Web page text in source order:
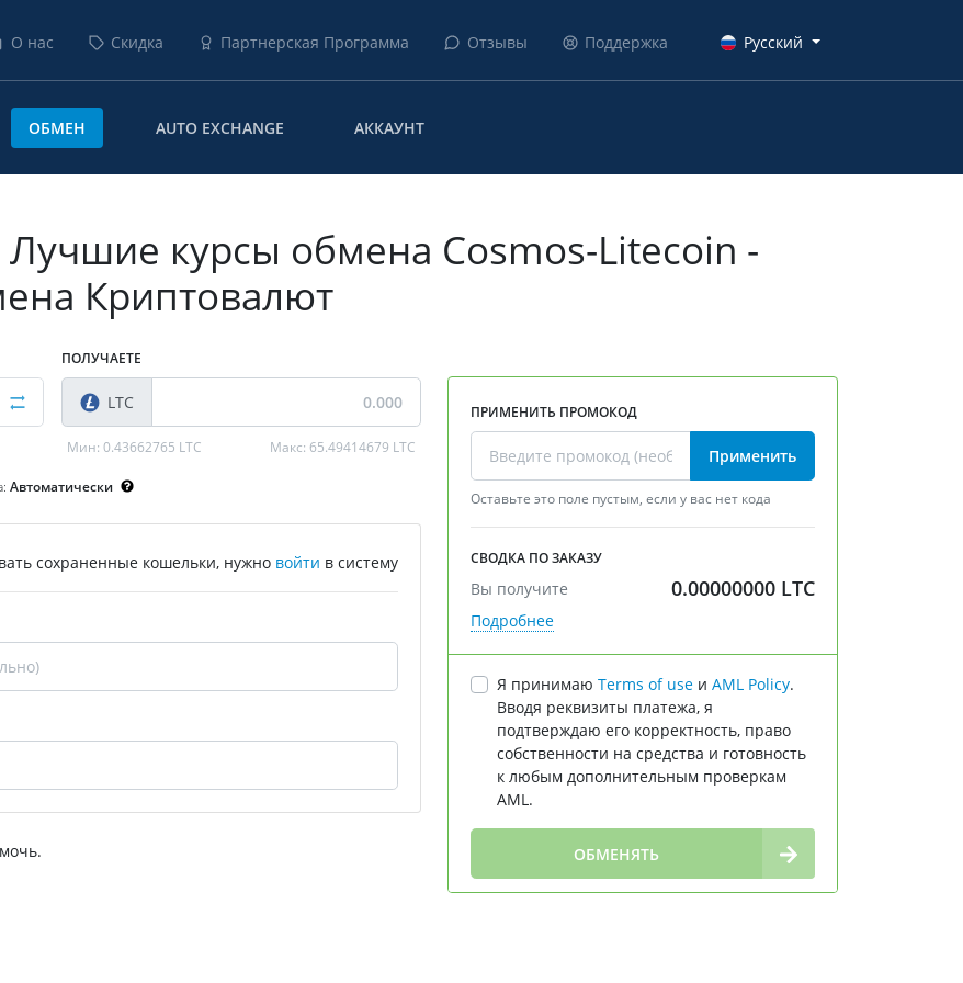
О нас Скидка Партнерская Программа Отзывы Поддержка Русский
ОБМЕН AUTO EXCHANGE АККАУНТ
Лучшие курсы обмена Cosmos-Litecoin -
Криптовалют
ПОЛУЧАЕТЕ
LTC
Мин: 0.43662765 LTC Макс: 65.49414679 LTC
Автоматически
сохраненные кошельки, нужно войти в систему
ПРИМЕНИТЬ ПРОМОКОД
Применить
Оставьте это поле пустым, если у вас нет кода
СВОДКА ПО ЗАКАЗУ
Вы получите 0.00000000 LTC
Подробнее
Я принимаю Terms of use и AML Policy.
Вводя реквизиты платежа, я
подтверждаю его корректность, право
собственности на средства и готовность
к любым дополнительным проверкам
AML.
ОБМЕНЯТЬ